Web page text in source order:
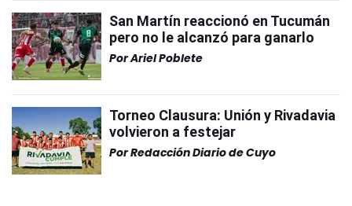
San Martín reaccionó en Tucumán
pero no le alcanzó para ganarlo
PorAriel Poblete
Torneo Clausura: Unión y Rivadavia
volvieron a festejar
PorRedacción Diario de Cuyo